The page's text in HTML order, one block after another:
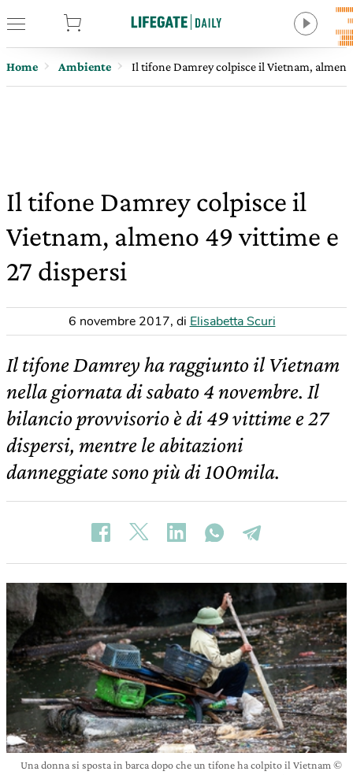
Home Ambiente Il tifone Damrey colpisce il Vietnam,
Il tifone Damrey colpisce il
Vietnam, almeno 49 vittime e
27 dispersi
6 novembre 2017, di Elisabetta Scuri
Il tifone Damrey ha raggiunto il Vietnam
nella giornata di sabato 4 novembre. Il
bilancio provvisorio è di 49 vittime e 27
dispersi, mentre le abitazioni
danneggiate sono più di 100mila.
Una donna si sposta in barca dopo che un tifone ha colpito il Vietnam ©